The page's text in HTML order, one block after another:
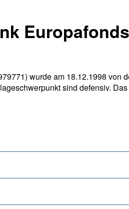
wurde am 18.12.1998 von
sind defensiv.